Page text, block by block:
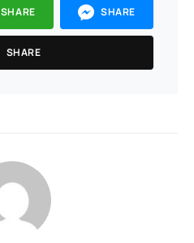
SHARE SHARE
SHARE